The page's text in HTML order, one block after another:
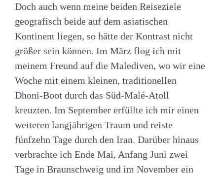
Doch auch wenn meine beiden Reiseziele
geografisch beide auf dem asiatischen
Kontinent liegen, so hätte der Kontrast nicht
größer sein können. Im März flog ich mit
meinem Freund auf die Malediven, wo wir eine
Woche mit einem kleinen, traditionellen
Dhoni-Boot durch das Süd-Malé-Atoll
kreuzten. Im September erfüllte ich mir einen
weiteren langjährigen Traum und reiste
fünfzehn Tage durch den Iran. Darüber hinaus
verbrachte ich Ende Mai, Anfang Juni zwei
Tage in Braunschweig und im November ein